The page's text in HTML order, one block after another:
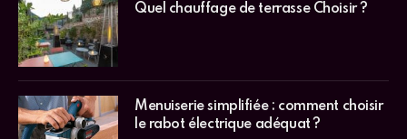
Quel chauffage de terrasse Choisir ?
Menuiserie simplifiée : comment choisir
le rabot électrique adéquat ?